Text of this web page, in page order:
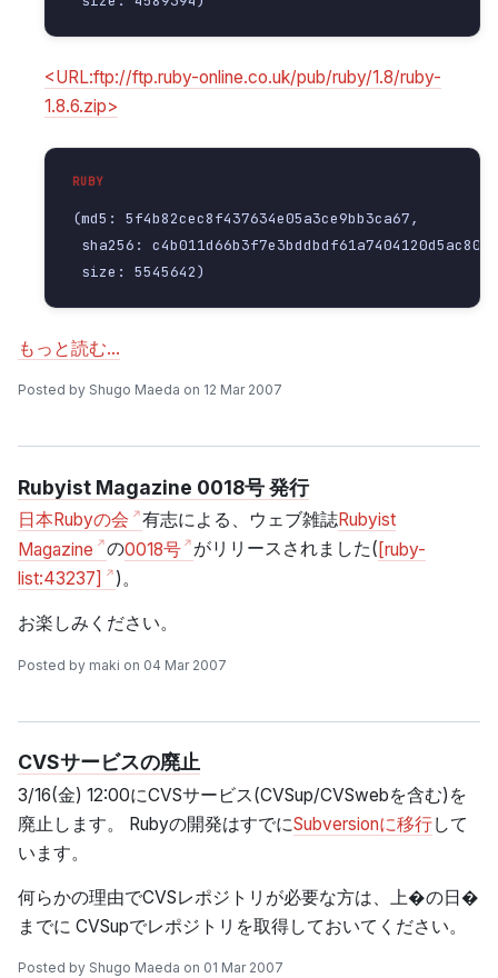
<URL:ftp://ftp.ruby-online.co.uk/pub/ruby/1.8/ruby-
1.8.6.zip>
(md5: 5f4b82cec8f437634e05a3ce9bb3ca67,
sha256:
size: 5545642)
もっと読む…
Posted by Shugo Maeda on 12 Mar 2007
Rubyist Magazine 0018号 発行
日本Rubyの会 有志による、ウェブ雑誌Rubyist
Magazine
の0018号 がリリースされました( [ruby-
list:43237]
)。
お楽しみください。
Posted by maki on 04 Mar 2007
CVSサービスの廃止
3/16(金) 12:00にCVSサービス(CVSup/CVSwebを含む)を
廃止します。 Rubyの開発はすでにSubversionに移行して
います。
何らかの理由でCVSレポジトリが必要な方は、上�の日�
までに CVSupでレポジトリを取得しておいてください。
Posted by Shugo Maeda on 01 Mar 2007